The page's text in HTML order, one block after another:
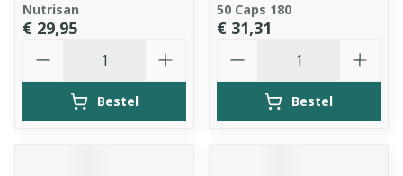
Nutrisan
€ 29,95
Bestel
50 Caps 180
€ 31,31
Bestel